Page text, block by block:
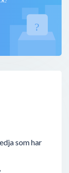
som har